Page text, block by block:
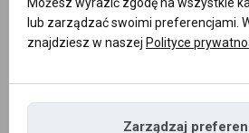
lub zarządzać swoimi preferencjami.
znajdziesz w naszej Polityce
Zarządzaj